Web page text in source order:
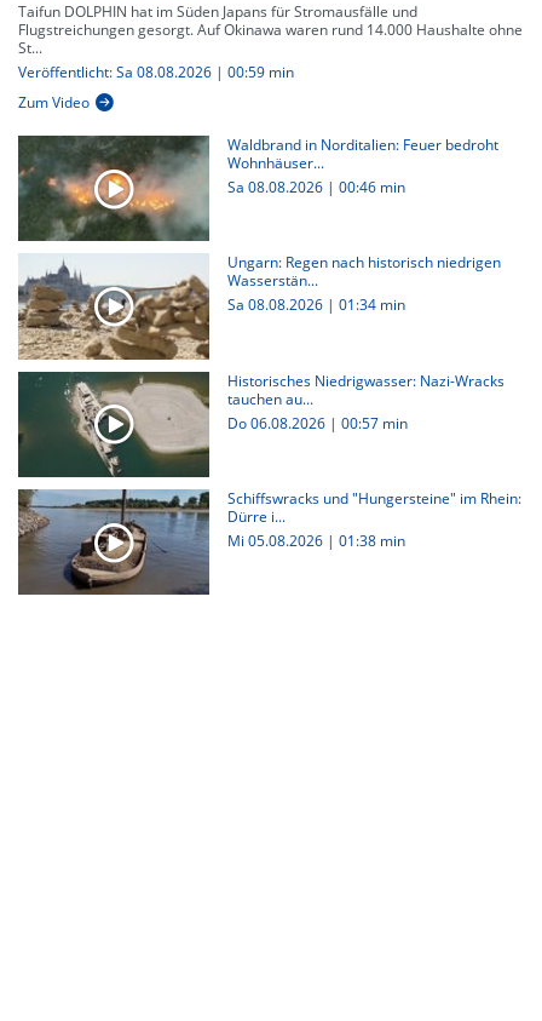
Taifun DOLPHIN hat im Süden Japans für Stromausfälle und
Flugstreichungen gesorgt. Auf Okinawa waren rund 14.000 Haushalte ohne
St...
Veröffentlicht: Sa 08.08.2026 | 00:59 min
Zum Video
Waldbrand in Norditalien: Feuer bedroht
Wohnhäuser...
Sa 08.08.2026 | 00:46 min
Ungarn: Regen nach historisch niedrigen
Wasserstän...
Sa 08.08.2026 | 01:34 min
Historisches Niedrigwasser: Nazi-Wracks
tauchen au...
Do 06.08.2026 | 00:57 min
Schiffswracks und "Hungersteine" im Rhein:
Dürre i...
Mi 05.08.2026 | 01:38 min